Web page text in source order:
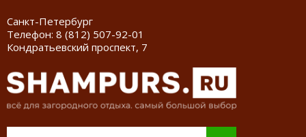
Санкт-Петербург
Телефон: 8 (812) 507-92-01
Кондратьевский проспект, 7